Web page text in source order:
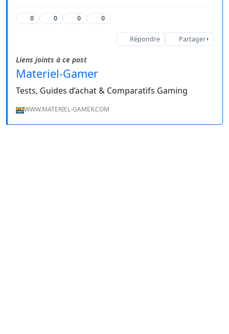
0 0 0 0
Répondre Partager
Liens joints à ce post
Materiel-Gamer
Tests, Guides d’achat & Comparatifs Gaming
WWW.MATERIEL-GAMER.COM